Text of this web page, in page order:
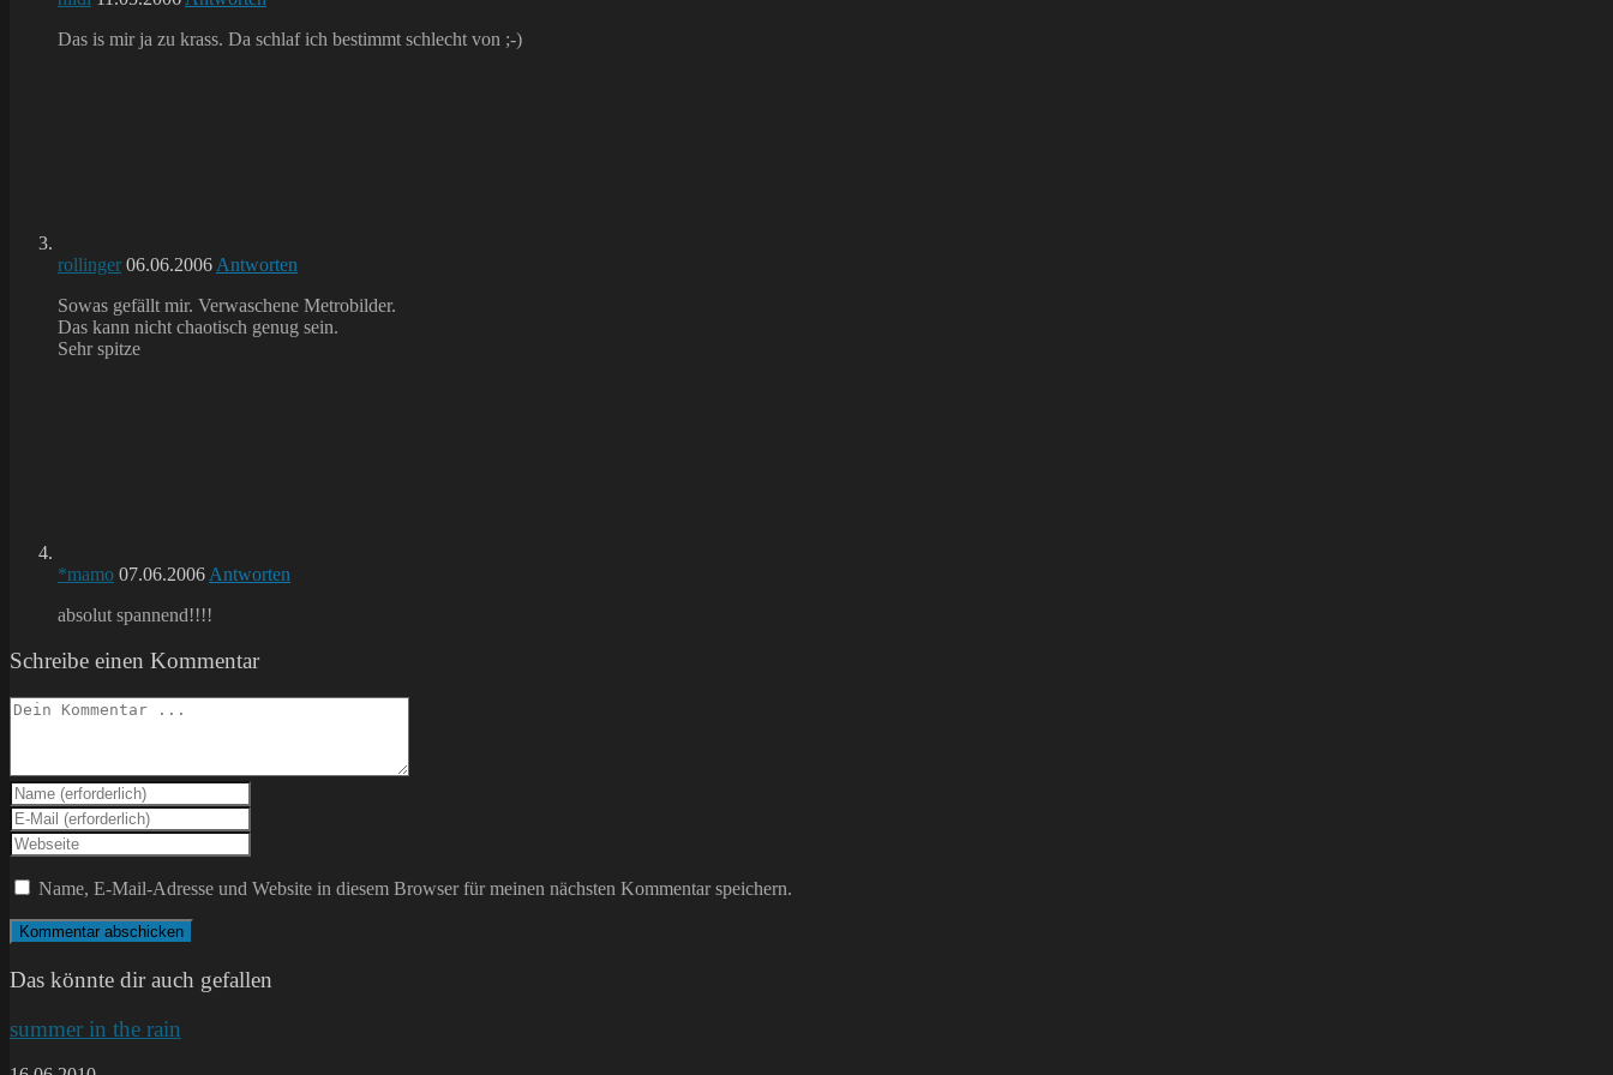
Das is mir ja zu krass. Da schlaf ich bestimmt schlecht von ;-)
rollinger 06.06.2006 Antworten
Sowas gefällt mir. Verwaschene Metrobilder.
Das kann nicht chaotisch genug sein.
Sehr spitze
*mamo 07.06.2006 Antworten
absolut spannend!!!!
Schreibe einen Kommentar
Kommentieren
Gib
deinen
Namen
oder
Benutzernamen
zum
Kommentieren
ein
Gib
deine
E-
Mail-
Adresse
zum
Kommentieren
Gib
deine
Website-
ein
(optional)
Name, E-Mail-Adresse und Website in diesem Browser für meinen nächsten Kommentar speichern.
Das könnte dir auch gefallen
summer in the rain